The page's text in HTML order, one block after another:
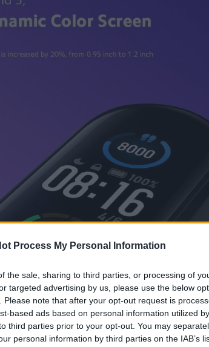
Process My Personal Information
the sale, sharing to third parties, or processing of
targeted advertising by us, please use the below
Please note that after your opt-out request is
based ads based on personal information utilized
third parties prior to your opt-out. You may
personal information by third parties on the IAB’s